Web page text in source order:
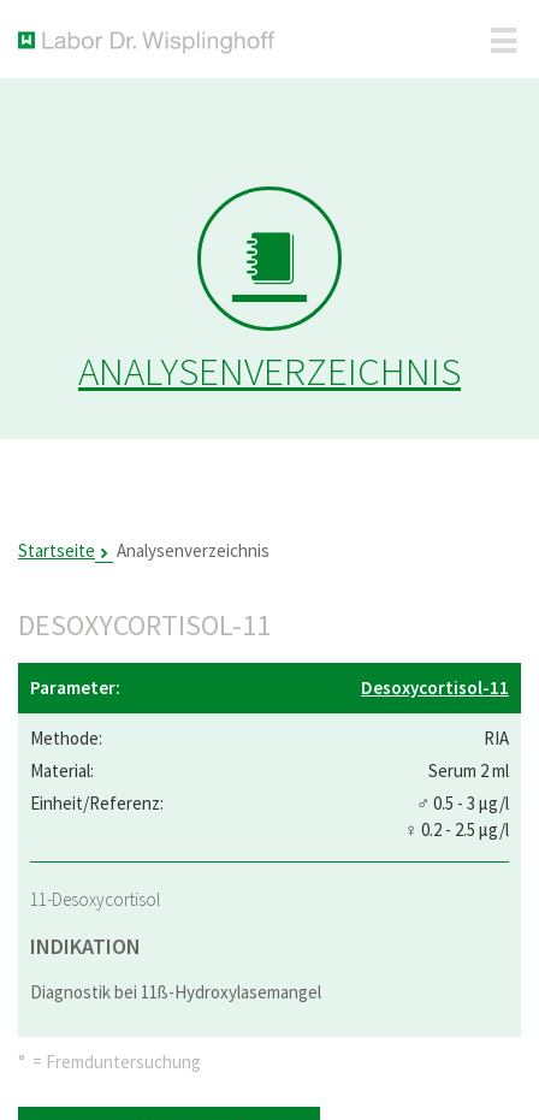
ANALYSENVERZEICHNIS
Startseite Analysenverzeichnis
DESOXYCORTISOL-11
Desoxycortisol-11
RIA
Serum 2 ml
♂ 0.5 - 3 µg/l
♀ 0.2 - 2.5 µg/l
11-Desoxycortisol
INDIKATION
Diagnostik bei 11ß-Hydroxylasemangel
° = Fremduntersuchung